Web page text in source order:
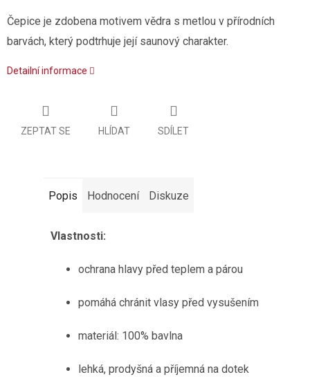
Čepice je zdobena motivem vědra s metlou v přírodních
barvách, který podtrhuje její saunový charakter.
Detailní informace
ZEPTAT SE HLÍDAT SDÍLET
Popis Hodnocení Diskuze
Vlastnosti:
ochrana hlavy před teplem a párou
pomáhá chránit vlasy před vysušením
materiál: 100% bavlna
lehká, prodyšná a příjemná na dotek